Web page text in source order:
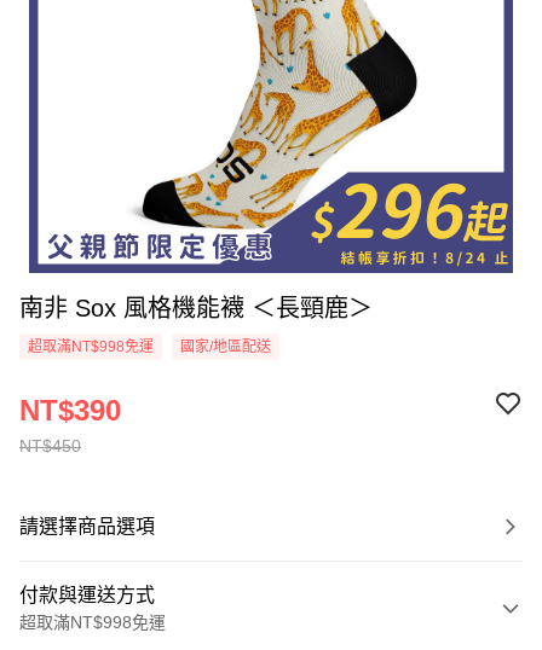
南非 Sox 風格機能襪 ＜長頸鹿＞
超取滿NT$998免運 國家/地區配送
NT$450
NT$390
請選擇商品選項
付款與運送方式
超取滿NT$998免運